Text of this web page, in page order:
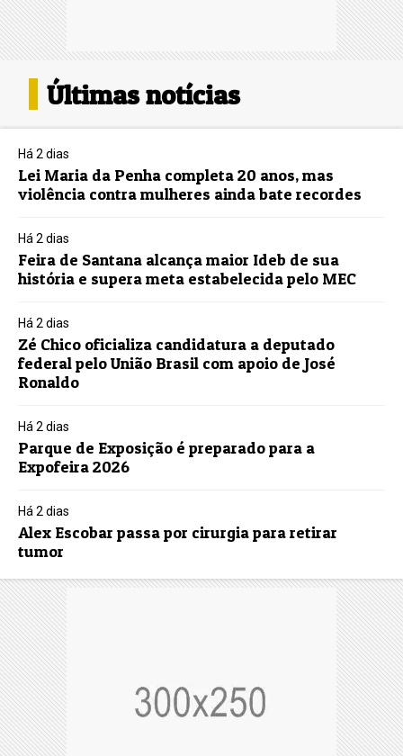
Últimas notícias
Há 2 dias
Lei Maria da Penha completa 20 anos, mas
violência contra mulheres ainda bate recordes
Há 2 dias
Feira de Santana alcança maior Ideb de sua
história e supera meta estabelecida pelo MEC
Há 2 dias
Zé Chico oficializa candidatura a deputado
federal pelo União Brasil com apoio de José
Ronaldo
Há 2 dias
Parque de Exposição é preparado para a
Expofeira 2026
Há 2 dias
Alex Escobar passa por cirurgia para retirar
tumor